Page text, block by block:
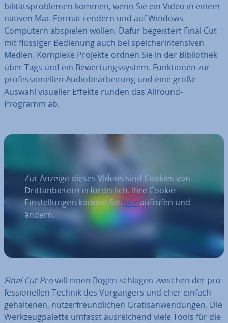
bi­li­täts­pro­ble­men kommen, wenn Sie ein Video in einem
nativen Mac-Format rendern und auf Windows-
Computern abspielen wollen. Dafür be­geis­tert Final Cut
mit flüssiger Bedienung auch bei spei­cher­in­ten­si­ven
Medien. Komplexe Projekte ordnen Sie in der Bi­blio­thek
über Tags und ein Be­wer­tungs­sys­tem. Funk­tio­nen zur
pro­fes­sio­nel­len Au­dio­be­ar­bei­tung und eine große
Auswahl visueller Effekte runden das Allround-
Programm ab.
Zur Anzeige dieses Videos sind Cookies von
Drittanbietern erforderlich. Ihre Cookie-
Einstellungen können Siehieraufrufen und
ändern.
Final Cut Prowill einen Bogen schlagen zwischen der pro­
fes­sio­nel­len Technik des Vor­gän­gers und eher einfach
ge­hal­te­nen, nut­zer­freund­li­chen Gra­tis­an­wen­dun­gen. Die
Werk­zeug­pa­let­te umfasst aus­rei­chend viele Tools für die